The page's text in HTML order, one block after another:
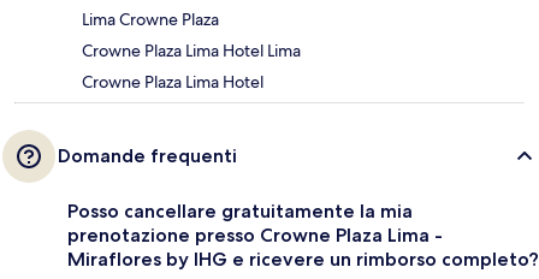
Lima Crowne Plaza
Crowne Plaza Lima Hotel Lima
Crowne Plaza Lima Hotel
Domande frequenti
Posso cancellare gratuitamente la mia
prenotazione presso Crowne Plaza Lima -
Miraflores by IHG e ricevere un rimborso completo?